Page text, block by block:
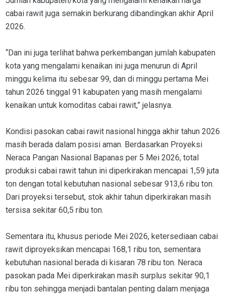
cabai rawit juga semakin berkurang dibandingkan akhir April
2026.
“Dan ini juga terlihat bahwa perkembangan jumlah kabupaten
kota yang mengalami kenaikan ini juga menurun di April
minggu kelima itu sebesar 99, dan di minggu pertama Mei
tahun 2026 tinggal 91 kabupaten yang masih mengalami
kenaikan untuk komoditas cabai rawit,” jelasnya.
Kondisi pasokan cabai rawit nasional hingga akhir tahun 2026
masih berada dalam posisi aman. Berdasarkan Proyeksi
Neraca Pangan Nasional Bapanas per 5 Mei 2026, total
produksi cabai rawit tahun ini diperkirakan mencapai 1,59 juta
ton dengan total kebutuhan nasional sebesar 913,6 ribu ton.
Dari proyeksi tersebut, stok akhir tahun diperkirakan masih
tersisa sekitar 60,5 ribu ton.
Sementara itu, khusus periode Mei 2026, ketersediaan cabai
rawit diproyeksikan mencapai 168,1 ribu ton, sementara
kebutuhan nasional berada di kisaran 78 ribu ton. Neraca
pasokan pada Mei diperkirakan masih surplus sekitar 90,1
ribu ton sehingga menjadi bantalan penting dalam menjaga